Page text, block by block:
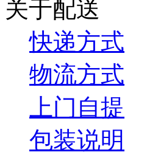
关于配送
快递方式
物流方式
上门自提
包装说明